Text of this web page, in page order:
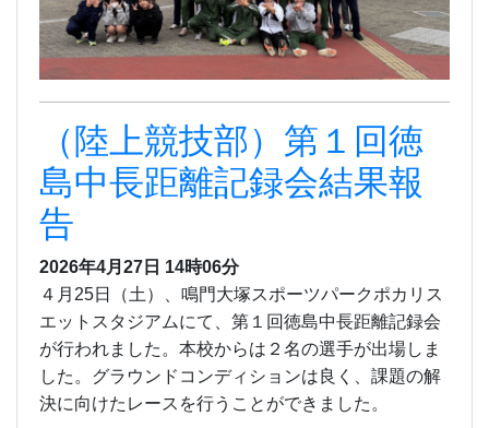
（陸上競技部）第１回徳
島中長距離記録会結果報
告
2026年4月27日 14時06分
４月25日（土）、鳴門大塚スポーツパークポカリス
エットスタジアムにて、第１回徳島中長距離記録会
が行われました。本校からは２名の選手が出場しま
した。グラウンドコンディションは良く、課題の解
決に向けたレースを行うことができました。